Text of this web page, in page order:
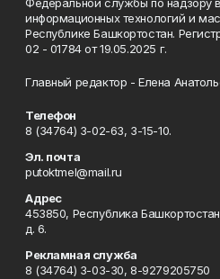
информационных технологий и
Республике Башкортостан.
02 - 01784 от 19.05.2025 г.
Главный редактор - Елена
Телефон
8 (34764) 3-02-63, 3-15-10.
Эл. почта
putoktmel@mail.ru
Адрес
453850, Республика
д. 6.
Рекламная служба
8 (34764) 3-03-30, 8-9279205750